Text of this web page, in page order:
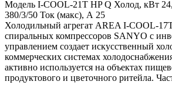
Модель I-COOL-21T HPQ Холод, кВт
380/3/50 Ток (макс), А 25
Холодильный агрегат AREA I-COOL-
спиральных компрессоров SANYO с
управлением создает искусственный
коммерческих системах
активно используется на объектах
продуктового и цветочного ритейла.